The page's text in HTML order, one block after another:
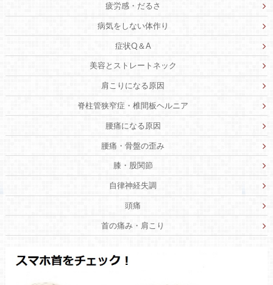
疲労感・だるさ
病気をしない体作り
症状Q＆A
美容とストレートネック
肩こりになる原因
脊柱管狭窄症・椎間板ヘルニア
腰痛になる原因
腰痛・骨盤の歪み
膝・股関節
自律神経失調
頭痛
首の痛み・肩こり